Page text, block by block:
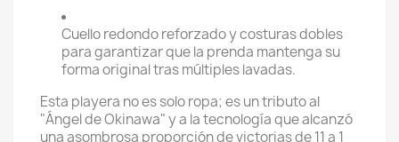
Cuello redondo reforzado y costuras dobles
para garantizar que la prenda mantenga su
forma original tras múltiples lavadas.
Esta playera no es solo ropa; es un tributo al
"Ángel de Okinawa" y a la tecnología que alcanzó
una asombrosa proporción de victorias de 11 a 1